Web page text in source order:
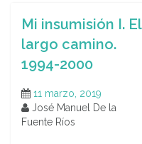
Mi insumisión I. El
largo camino.
1994-2000
11 marzo, 2019
José Manuel De la
Fuente Ríos